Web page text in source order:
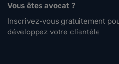
Vous êtes avocat ?
Inscrivez-vous gratuitement
développez votre clientèle